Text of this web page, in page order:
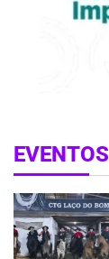
EVENTOS